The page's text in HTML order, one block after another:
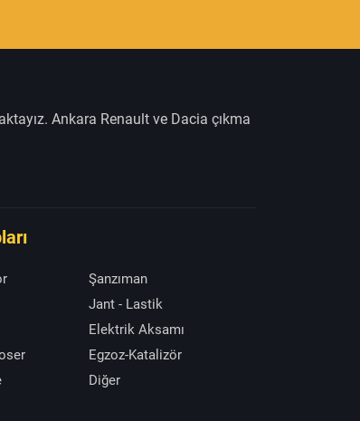
Ankara Renault ve Dacia çıkma
Şanzıman
Jant - Lastik
Elektrik Aksamı
Egzoz-Katalizör
Diğer